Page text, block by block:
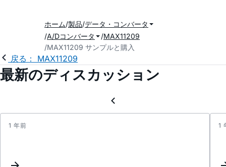
ホーム 製品 データ・コンバータ
A/Dコンバータ
MAX11209
MAX11209 サンプルと購入
戻る： MAX11209
最新のディスカッション
1 年前 1